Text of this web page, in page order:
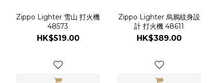
Zippo Lighter 雪山 打火機
48573
HK$519.00
Zippo Lighter 烏鴉紋身設
計 打火機 48611
HK$389.00